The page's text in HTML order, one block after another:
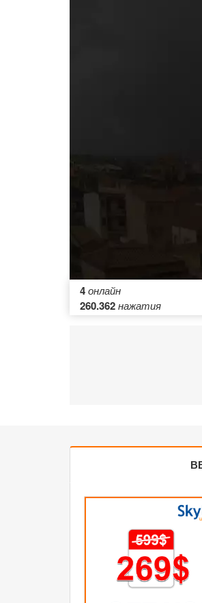
4онлайн
260.362нажатия